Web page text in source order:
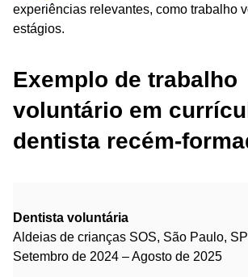
experiências relevantes, como trabalho
estágios.
Exemplo de trabalho
voluntário em
dentista recém-
Dentista voluntária
Aldeias de crianças SOS, São Paulo, SP
Setembro de 2024 – Agosto de 2025